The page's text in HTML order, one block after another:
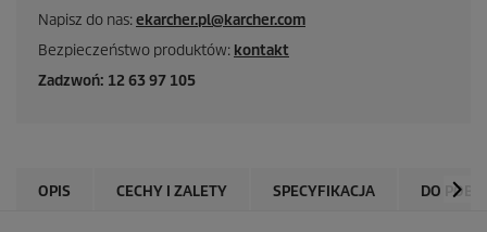
Napisz do nas:ekarcher.pl@karcher.com
Bezpieczeństwo produktów: kontakt
Zadzwoń: 12 63 97 105
OPIS CECHY I ZALETY SPECYFIKACJA DO